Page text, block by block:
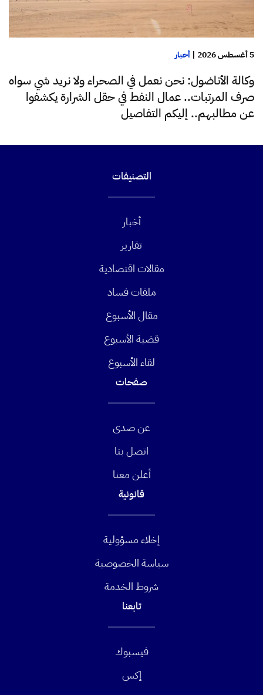
5 أغسطس 2026 | أخبار
وكالة الأناضول: نحن نعمل في الصحراء ولا نريد شي سواه
صرف المرتبات.. عمال النفط في حقل الشرارة يكشفوا
عن مطالبهم.. إليكم التفاصيل
التصنيفات
أخبار
تقارير
مقالات اقتصادية
ملفات فساد
مقال الأسبوع
قضية الأسبوع
لقاء الأسبوع
صفحات
عن صدى
اتصل بنا
أعلن معنا
قانونية
إخلاء مسؤولية
سياسة الخصوصية
شروط الخدمة
تابعنا
فيسبوك
إكس